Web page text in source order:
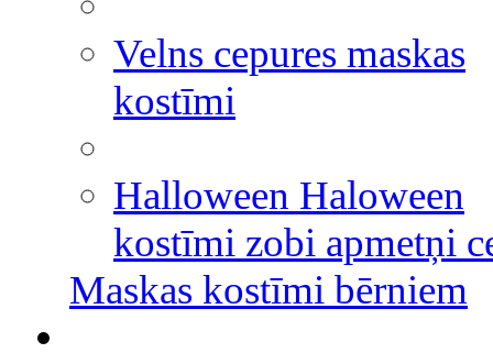
Velns cepures maskas
kostīmi
Halloween Haloween
kostīmi zobi apmetņi
Maskas kostīmi bērniem